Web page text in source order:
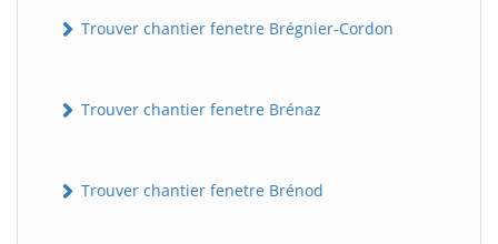
Trouver chantier fenetre Brégnier-Cordon
Trouver chantier fenetre Brénaz
Trouver chantier fenetre Brénod